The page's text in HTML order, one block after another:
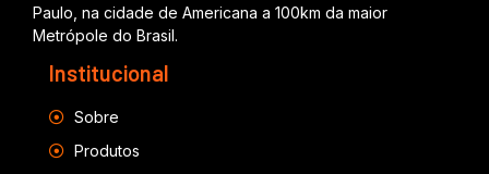
Paulo, na cidade de Americana a 100km da maior
Metrópole do Brasil.
Institucional
Sobre
Produtos